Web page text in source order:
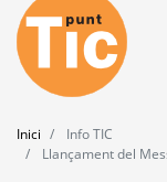
Punt TIC
Actualitat
Agenda
Inici
Info TIC
Llançament del